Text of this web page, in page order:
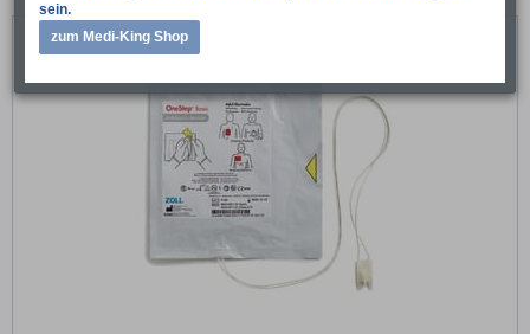
sein.
zum Medi-King Shop